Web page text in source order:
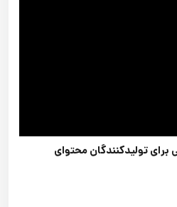
تولیدکنندگان محتوای